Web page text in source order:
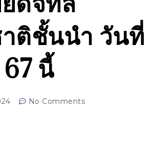
ติชั้นนำ วันที่
67 นี้
No Comments